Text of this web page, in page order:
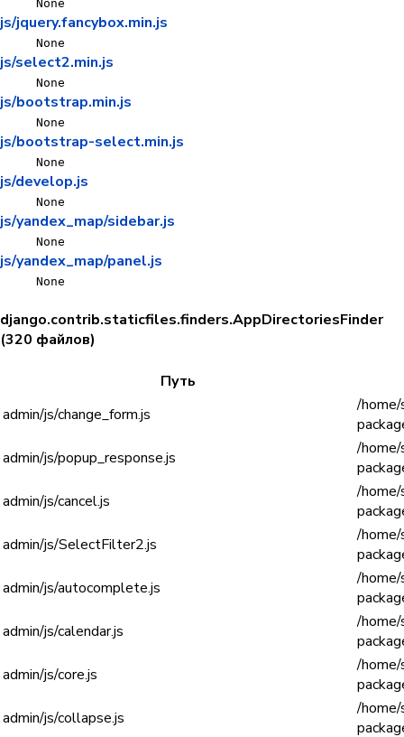
None
js/jquery.fancybox.min.js
None
js/select2.min.js
None
js/bootstrap.min.js
None
js/bootstrap-select.min.js
None
js/develop.js
None
js/yandex_map/sidebar.js
None
js/yandex_map/panel.js
None
django.contrib.staticfiles.finders.AppDirectoriesFinder
(320 файлов)
Путь
admin/js/change_form.js
/
admin/js/popup_response.js
/
admin/js/cancel.js
/
admin/js/SelectFilter2.js
/
admin/js/autocomplete.js
/
admin/js/calendar.js
/
admin/js/core.js
/
admin/js/collapse.js
/